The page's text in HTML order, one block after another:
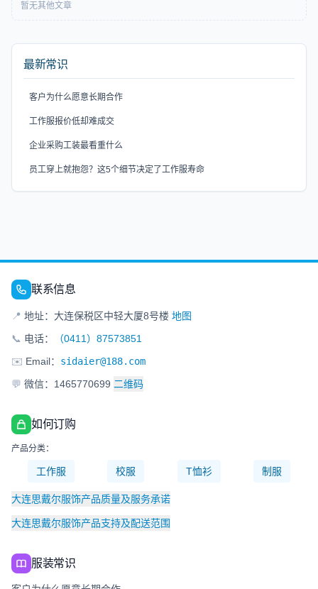
暂无其他文章
最新常识
客户为什么愿意长期合作
工作服报价低却难成交
企业采购工装最看重什么
员工穿上就抱怨？这5个细节决定了工作服寿命
联系信息
📍 地址：大连保税区中轻大厦8号楼 地图
📞 电话：
（0411）87573851
✉️ Email： sidaier@188.com
💬 微信：1465770699 二维码
如何订购
产品分类：
工作服 校服 T恤衫 制服
大连思戴尔服饰产品质量及服务承诺
大连思戴尔服饰产品支持及配送范围
服装常识